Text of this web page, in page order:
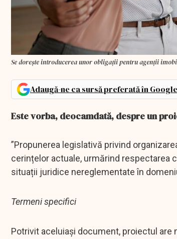
Se dorește introducerea unor obligații pentru agenții
Adaugă-ne ca sursă preferată în Google
Este vorba, deocamdată, despre un
”Propunerea legislativă privind
cerințelor actuale, urmărind respectarea
situații juridice nereglementate în
Termeni specifici
Potrivit aceluiași document, proiectul are